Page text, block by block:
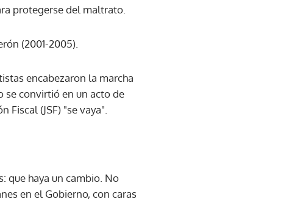
protegerse del maltrato.
(2001-2005).
encabezaron la marcha
se convirtió en un acto de
(JSF) "se vaya".
que haya un cambio. No
en el Gobierno, con caras